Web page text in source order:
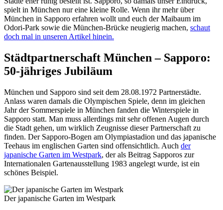
spielt in München nur eine kleine Rolle. Wenn ihr mehr über
München in Sapporo erfahren wollt und euch der Maibaum im
Odori-Park sowie die München-Brücke neugierig machen, schaut
doch mal in unseren Artikel hinein.
Städtpartnerschaft München – Sapporo:
50-jähriges Jubiläum
München und Sapporo sind seit dem 28.08.1972 Partnerstädte.
Anlass waren damals die Olympischen Spiele, denn im gleichen
Jahr der Sommerspiele in München fanden die Winterspiele in
Sapporo statt. Man muss allerdings mit sehr offenen Augen durch
die Stadt gehen, um wirklich Zeugnisse dieser Partnerschaft zu
finden. Der Sapporo-Bogen am Olympiastadion und das japanische
Teehaus im englischen Garten sind offensichtlich. Auch der
japanische Garten im Westpark, der als Beitrag Sapporos zur
Internationalen Gartenausstellung 1983 angelegt wurde, ist ein
schönes Beispiel.
Der japanische Garten im Westpark